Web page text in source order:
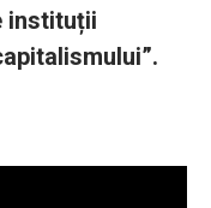
instituții